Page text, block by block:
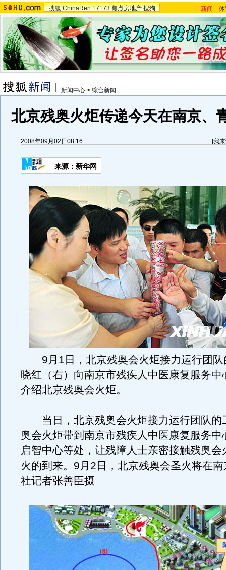
搜狐 ChinaRen 17173 焦点房地产 搜狗 新闻 -
新闻中心 > 综合新闻
北京残奥火炬传递今天在南京、
2008年09月02日08:16 [我
来源：新华网
9月1日，北京残奥会火炬接力运行团队
晓红（右）向南京市残疾人中医康复服务中
介绍北京残奥会火炬。
当日，北京残奥会火炬接力运行团队的
奥会火炬带到南京市残疾人中医康复服务中
启智中心等处，让残障人士亲密接触残奥会
火的到来。9月2日，北京残奥会圣火将在
社记者张善臣摄